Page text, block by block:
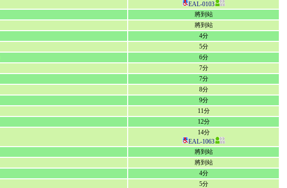
EAL-0103
將到站
將到站
4分
5分
6分
7分
7分
8分
9分
11分
12分
14分
EAL-1063
將到站
將到站
4分
5分